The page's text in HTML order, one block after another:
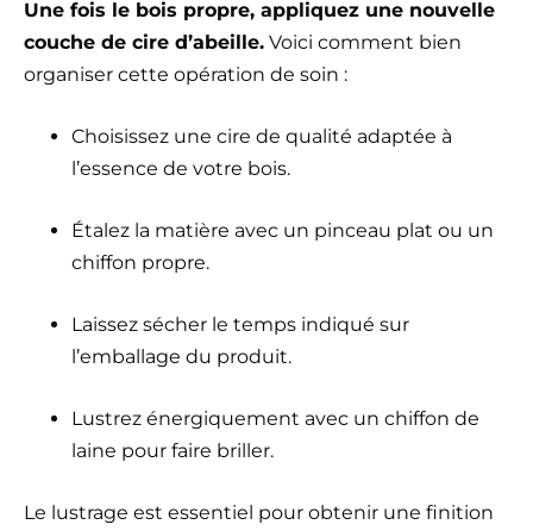
Une fois le bois propre, appliquez une nouvelle
couche de cire d’abeille. Voici comment bien
organiser cette opération de soin :
Choisissez une cire de qualité adaptée à
l’essence de votre bois.
Étalez la matière avec un pinceau plat ou un
chiffon propre.
Laissez sécher le temps indiqué sur
l’emballage du produit.
Lustrez énergiquement avec un chiffon de
laine pour faire briller.
Le lustrage est essentiel pour obtenir une finition